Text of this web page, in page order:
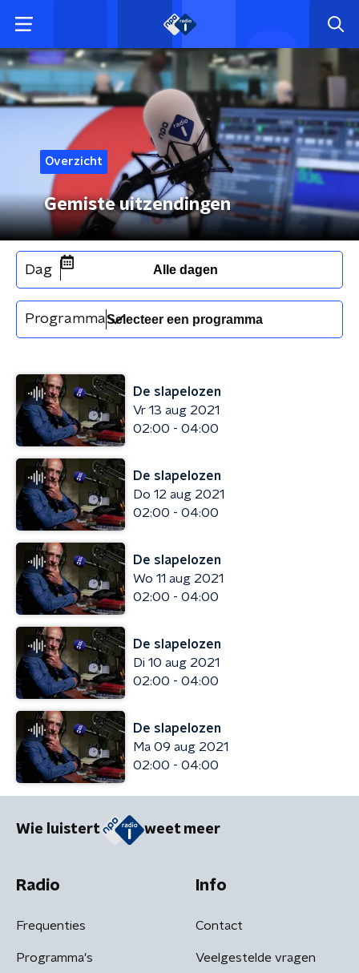
Overzicht
Gemiste uitzendingen
Dag Alle dagen
Programma
De slapelozen
Vr 13 aug 2021
02:00 - 04:00
De slapelozen
Do 12 aug 2021
02:00 - 04:00
De slapelozen
Wo 11 aug 2021
02:00 - 04:00
De slapelozen
Di 10 aug 2021
02:00 - 04:00
De slapelozen
Ma 09 aug 2021
02:00 - 04:00
Wie luistert weet meer
Radio
Frequenties
Programma's
Info
Contact
Veelgestelde vragen